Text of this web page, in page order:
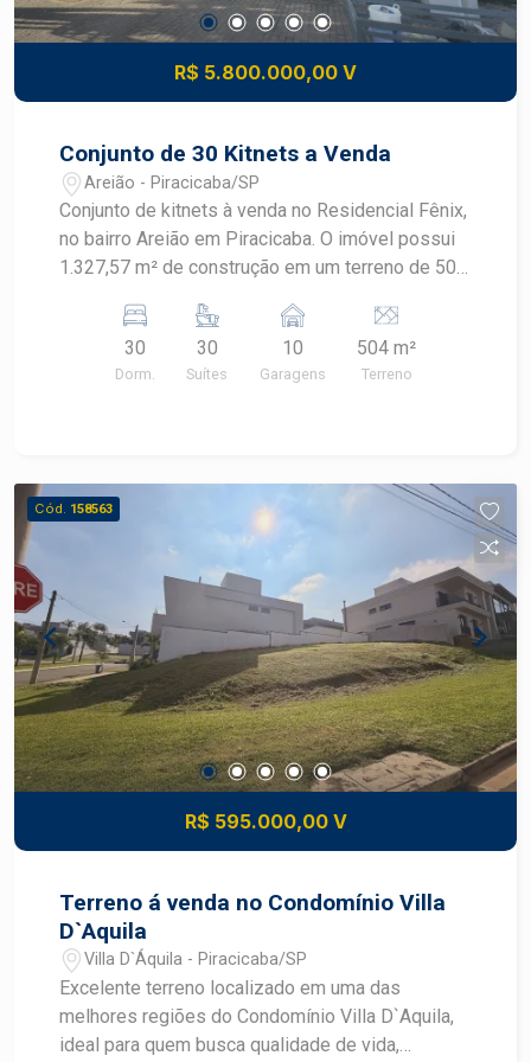
R$ 5.800.000,00 V
Conjunto de 30 Kitnets a Venda
Areião - Piracicaba/SP
Conjunto de kitnets à venda no Residencial Fênix,
no bairro Areião em Piracicaba. O imóvel possui
1.327,57 m² de construção em um terreno de 504
kitnets 2º andar: 10 kitnets Total: 30 kitnets
Garagem: 10 vagas cobertas alugadas a parte
Ótimo investimento, proximo ao Shopping
30
Dorm.
30
Suítes
10
Garagens
504 m²
Terreno
Cód. 158563
R$ 595.000,00 V
Terreno á venda no Condomínio Villa
D`Aquila
Villa D`Áquila - Piracicaba/SP
Excelente terreno localizado em uma das
melhores regiões do Condomínio Villa D`Aquila,
ideal para quem busca qualidade de vida,